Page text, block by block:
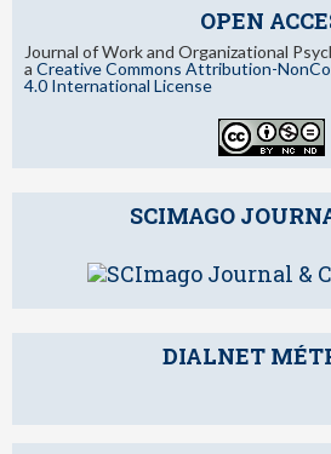
OPEN
Journal of Work and Organizational
a Creative Commons Attribution-
4.0 International License
SCIMAGO
DIALNET